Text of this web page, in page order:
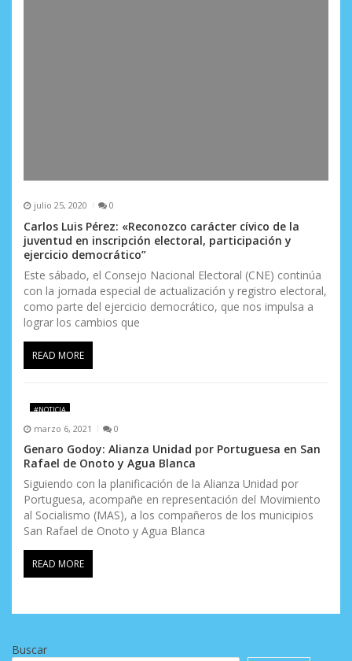
julio 25, 2020 0
Carlos Luis Pérez: «Reconozco carácter cívico de la
juventud en inscripción electoral, participación y
ejercicio democrático”
Este sábado, el Consejo Nacional Electoral (CNE) continúa
con la jornada especial de actualización y registro electoral,
como parte del ejercicio democrático, que nos impulsa a
lograr los cambios que
READ MORE
#NOTICIA
marzo 6, 2021 0
Genaro Godoy: Alianza Unidad por Portuguesa en San
Rafael de Onoto y Agua Blanca
Siguiendo con la planificación de la Alianza Unidad por
Portuguesa, acompañe en representación del Movimiento
al Socialismo (MAS), a los compañeros de los municipios
San Rafael de Onoto y Agua Blanca
READ MORE
Buscar